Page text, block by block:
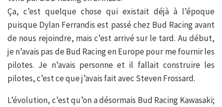
Ça, c’est quelque chose qui existait déjà à l’époque
puisque Dylan Ferrandis est passé chez Bud Racing avant
de nous rejoindre, mais c’est arrivé sur le tard. Au début,
je n’avais pas de Bud Racing en Europe pour me fournir les
pilotes. Je n’avais personne et il fallait construire les
pilotes, c’est ce que j’avais fait avec Steven Frossard.
L’évolution, c’est qu’on a désormais Bud Racing Kawasaki;